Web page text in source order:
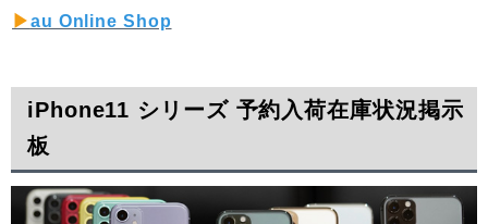
▶︎au Online Shop
iPhone11 シリーズ 予約入荷在庫状況掲示
板